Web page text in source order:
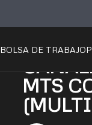
BOLSA DE TRABAJO
|
MTS